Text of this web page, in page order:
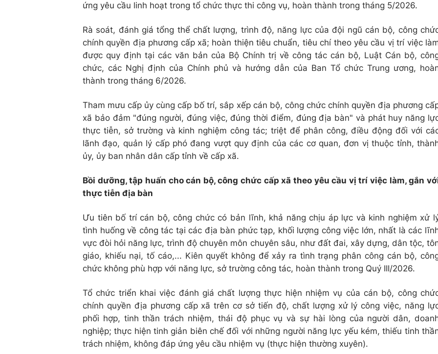
ứng yêu cầu linh hoạt trong tổ chức thực thi công vụ, hoàn thành trong tháng 5/2026.
Rà soát, đánh giá tổng thể chất lượng, trình độ, năng lực của đội ngũ cán bộ, công
chính quyền địa phương cấp xã; hoàn thiện tiêu chuẩn, tiêu chí theo yêu cầu vị trí việc
được quy định tại các văn bản của Bộ Chính trị về công tác cán bộ, Luật Cán bộ,
chức, các Nghị định của Chính phủ và hướng dẫn của Ban Tổ chức Trung ương,
thành trong tháng 6/2026.
Tham mưu cấp ủy cùng cấp bố trí, sắp xếp cán bộ, công chức chính quyền địa phương
xã bảo đảm "đúng người, đúng việc, đúng thời điểm, đúng địa bàn" và phát huy năng
thực tiễn, sở trường và kinh nghiệm công tác; triệt để phân công, điều động đối với
lãnh đạo, quản lý cấp phó đang vượt quy định của các cơ quan, đơn vị thuộc tỉnh,
ủy, ủy ban nhân dân cấp tỉnh về cấp xã.
Bồi dưỡng, tập huấn cho cán bộ, công chức cấp xã theo yêu cầu vị trí việc làm, gắn
thực tiễn địa bàn
Ưu tiên bố trí cán bộ, công chức có bản lĩnh, khả năng chịu áp lực và kinh nghiệm xử
tình huống về công tác tại các địa bàn phức tạp, khối lượng công việc lớn, nhất là các
vực đòi hỏi năng lực, trình độ chuyên môn chuyên sâu, như đất đai, xây dựng, dân tộc,
giáo, khiếu nại, tố cáo,... Kiên quyết không để xảy ra tình trạng phân công cán bộ,
chức không phù hợp với năng lực, sở trường công tác, hoàn thành trong Quý III/2026.
Tổ chức triển khai việc đánh giá chất lượng thực hiện nhiệm vụ của cán bộ, công
chính quyền địa phương cấp xã trên cơ sở tiến độ, chất lượng xử lý công việc, năng
phối hợp, tinh thần trách nhiệm, thái độ phục vụ và sự hài lòng của người dân,
nghiệp; thực hiện tinh giản biên chế đối với những người năng lực yếu kém, thiếu tinh
trách nhiệm, không đáp ứng yêu cầu nhiệm vụ (thực hiện thường xuyên).